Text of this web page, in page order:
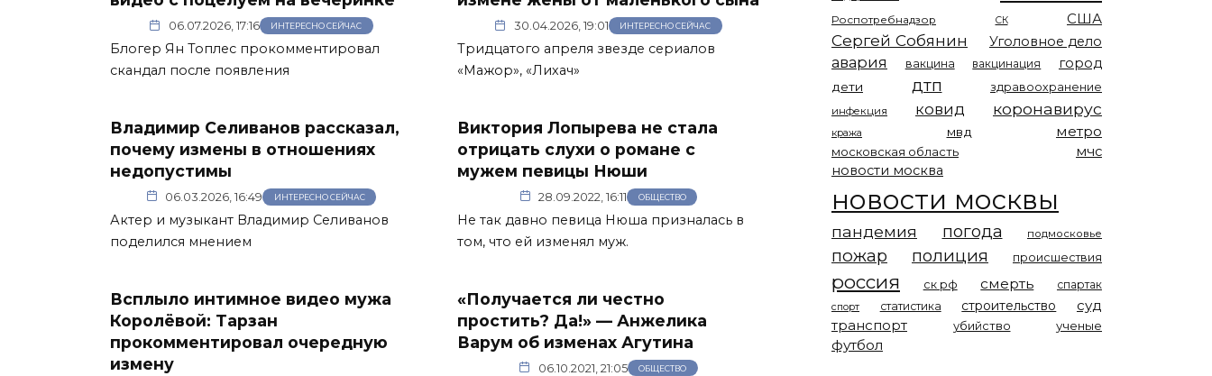
06.07.2026, 17:16 ИНТЕРЕСНО СЕЙЧАС
Блогер Ян Топлес прокомментировал
скандал после появления
30.04.2026, 19:01 ИНТЕРЕСНО СЕЙЧАС
Тридцатого апреля звезде сериалов
«Мажор», «Лихач»
Владимир Селиванов рассказал,
почему измены в отношениях
недопустимы
06.03.2026, 16:49 ИНТЕРЕСНО СЕЙЧАС
Актер и музыкант Владимир Селиванов
поделился мнением
Виктория Лопырева не стала
отрицать слухи о романе с
мужем певицы Нюши
28.09.2022, 16:11 ОБЩЕСТВО
Не так давно певица Нюша призналась в
том, что ей изменял муж.
Всплыло интимное видео мужа
Королёвой: Тарзан
прокомментировал очередную
измену
«Получается ли честно
простить? Да!» — Анжелика
Варум об изменах Агутина
06.10.2021, 21:05 ОБЩЕСТВО
Роспотребнадзор СК США
Сергей Собянин Уголовное дело
авария вакцина вакцинация город
дети дтп здравоохранение
инфекция ковид коронавирус
кража мвд метро
московская область
мчс
новости москва
новости москвы
пандемия погода подмосковье
пожар полиция происшествия
россия ск рф смерть спартак
спорт статистика строительство
суд
транспорт
убийство ученые
футбол